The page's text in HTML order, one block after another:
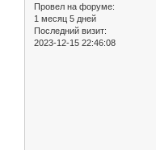
Провел на форуме:
1 месяц 5 дней
Последний визит:
2023-12-15 22:46:08